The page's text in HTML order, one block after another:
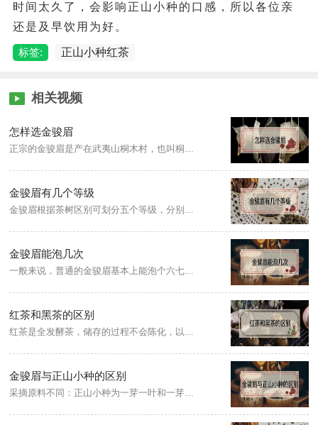
时间太久了，会影响正山小种的口感，所以各位亲
还是及早饮用为好。
标签: 正山小种红茶
相关视频
怎样选金骏眉
金骏眉有几个等级
金骏眉能泡几次
红茶和黑茶的区别
金骏眉与正山小种的区别